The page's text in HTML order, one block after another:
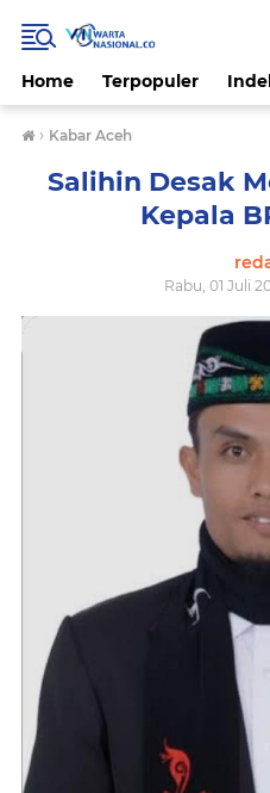
Home Terpopuler
› Kabar Aceh
Salihin Desak
Kepala
Rabu, 01 Juli